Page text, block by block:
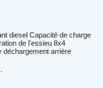
diesel Capacité de charge
de l'essieu 8x4
déchargement arrière